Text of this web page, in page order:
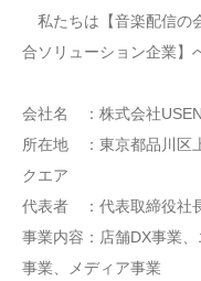
私たちは【音楽配信の
合ソリューション企業】
会社名 ：株式会社USEN
所在地 ：東京都品川区
クエア
代表者 ：代表取締役社
事業内容：店舗DX事業
事業、メディア事業